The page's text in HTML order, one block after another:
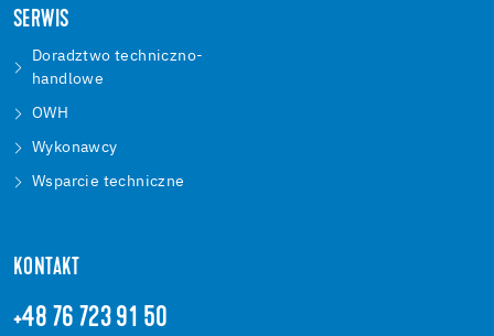
SERWIS
Doradztwo techniczno-
handlowe
OWH
Wykonawcy
Wsparcie techniczne
KONTAKT
+48 76 723 91 50